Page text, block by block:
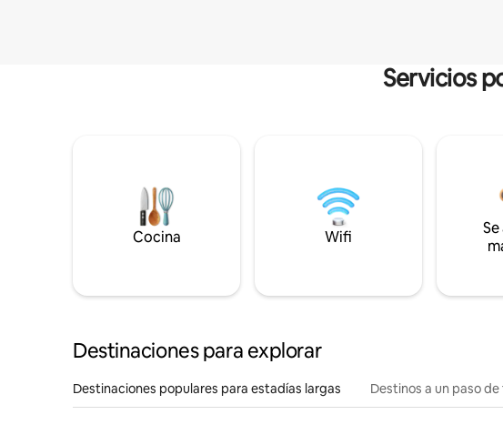
Servicios
Cocina Wifi
Destinaciones para explorar
Destinaciones populares para estadías largas Destinos a un paso de